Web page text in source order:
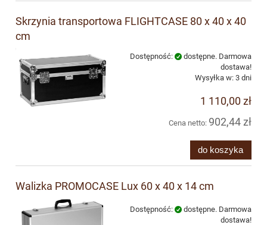
Skrzynia transportowa FLIGHTCASE 80 x 40 x 40
cm
Dostępność:
dostępne. Darmowa
dostawa!
Wysyłka w: 3 dni
1 110,00 zł
Cena netto: 902,44 zł
do koszyka
Walizka PROMOCASE Lux 60 x 40 x 14 cm
Dostępność:
dostępne. Darmowa
dostawa!